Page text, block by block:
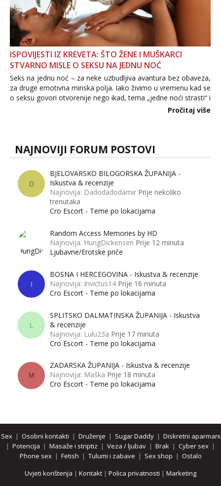
ISPOVIJESTI IZ KREVETA: ŠTO ŽENE I MUŠKARCI
STVARNO MISLE O SEKSU NA JEDNU NOĆ
Seks na jednu noć – za neke uzbudljiva avantura bez obaveza,
za druge emotivna minska polja. Iako živimo u vremenu kad se
o seksu govori otvorenije nego ikad, tema „jedne noći strasti“ i
dalje izaziva burne rasprave. Što zapravo misle žene, a što
Pročitaj više
NAJNOVIJI FORUM POSTOVI
D
BJELOVARSKO BILOGORSKA ŽUPANIJA -
Iskustva & recenzije
Najnovija: Dadodadodamir Prije nekoliko
trenutaka
Cro Escort - Teme po lokacijama
Random Access Memories by HD
Najnovija: HungDickensen Prije 12 minuta
Ljubavne/Erotske priče
I
BOSNA I HERCEGOVINA - Iskustva & recenzije
Najnovija: Invictus14 Prije 16 minuta
Cro Escort - Teme po lokacijama
L
SPLITSKO DALMATINSKA ŽUPANIJA - Iskustva
& recenzije
Najnovija: Lulu23a Prije 17 minuta
Cro Escort - Teme po lokacijama
M
ZADARSKA ŽUPANIJA - Iskustva & recenzije
Najnovija: Maška Prije 18 minuta
Cro Escort - Teme po lokacijama
Sex| Osobni kontakti | Druženje | Sugar Daddy| Diskretni aparmani
| Potencija | Masaže i striptiz | Veza / ljubav | Brak | Cyber sex |
Phone sex| Fetish | Tulumi i zabave | Sex shop | Ostalo
Uvjeti korištenja | Kontakt | Polica privatnosti | Marketing